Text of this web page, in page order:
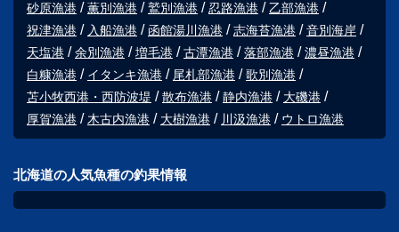
砂原漁港
薫別漁港 鷲別漁港 忍路漁港
乙部漁港
祝津漁港
入船漁港 函館湯川漁港 志海苔漁港
音別海岸
天塩港
余別漁港 増毛港 古潭漁港 落部漁港
濃昼漁港
白糠漁港
イタンキ漁港 尾札部漁港
歌別漁港
苫小牧西港・西防波堤
散布漁港 静内漁港
大磯港
厚賀漁港
木古内漁港 大樹漁港 川汲漁港 ウトロ漁港
北海道の人気魚種の釣果情報